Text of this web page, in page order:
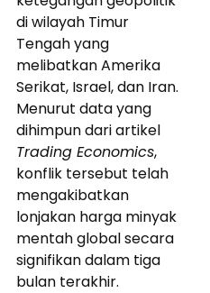
di wilayah Timur
Tengah yang
melibatkan Amerika
Serikat, Israel, dan Iran.
Menurut data yang
dihimpun dari artikel
Trading Economics,
konflik tersebut telah
mengakibatkan
lonjakan harga minyak
mentah global secara
signifikan dalam tiga
bulan terakhir.